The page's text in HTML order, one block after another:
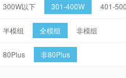
300W以下 301-400W 401-
半模组 全模组 非模组
80Plus 非80Plus